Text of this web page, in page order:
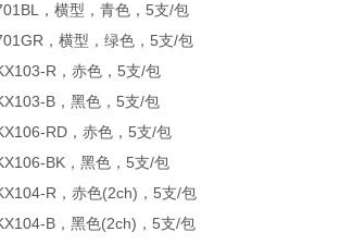
，横型，青色，5支/包
，横型，绿色，5支/包
R，赤色，5支/包
B，黑色，5支/包
RD，赤色，5支/包
BK，黑色，5支/包
R，赤色(2ch)，5支/包
B，黑色(2ch)，5支/包